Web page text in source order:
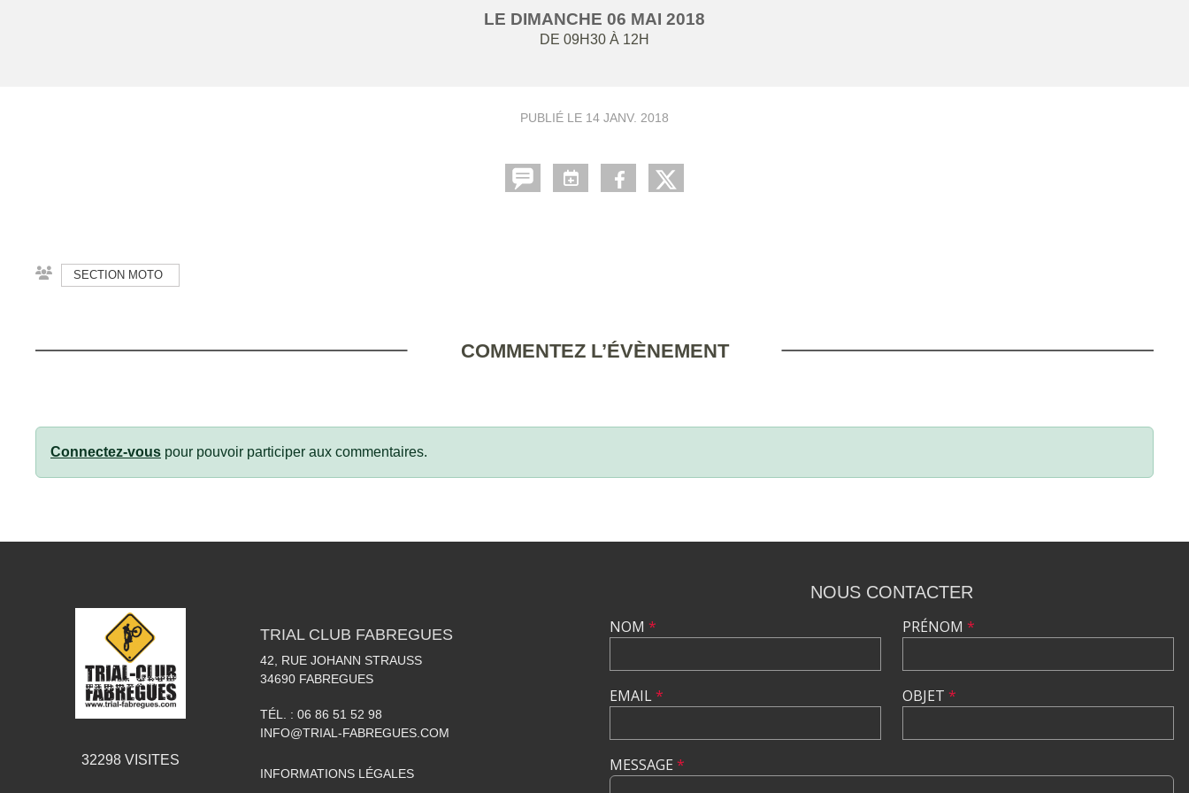
LE DIMANCHE 06 MAI 2018
DE 09H30 À 12H
PUBLIÉ LE 14 JANV. 2018
SECTION MOTO
COMMENTEZ L’ÉVÈNEMENT
Connectez-vous pour pouvoir participer aux commentaires.
32298VISITES
TRIAL CLUB FABREGUES
42, RUE JOHANN STRAUSS
34690 FABREGUES
TÉL. : 06 86 51 52 98
INFO@TRIAL-FABREGUES.COM
INFORMATIONS LÉGALES
NOUS CONTACTER
NOM *
EMAIL*
PRÉNOM *
OBJET *
MESSAGE *